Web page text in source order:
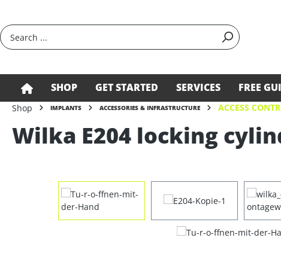
SHOP GET STARTED SERVICES FREE
Shop IMPLANTS ACCESSORIES & INFRASTRUCTURE ACCESS
Wilka E204 locking
Skip image gallery